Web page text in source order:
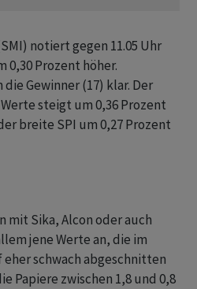
notiert gegen 11.05 Uhr
0,30 Prozent höher.
Gewinner (17) klar. Der
steigt um 0,36 Prozent
breite SPI um 0,27 Prozent
mit Sika, Alcon oder auch
jene Werte an, die im
schwach abgeschnitten
Papiere zwischen 1,8 und 0,8